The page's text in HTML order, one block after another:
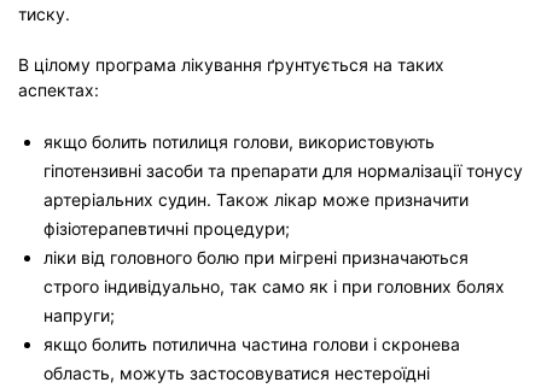
тиску.
В цілому програма лікування ґрунтується на таких
аспектах:
якщо болить потилиця голови, використовують
гіпотензивні засоби та препарати для нормалізації тонусу
артеріальних судин. Також лікар може призначити
фізіотерапевтичні процедури;
ліки від головного болю при мігрені призначаються
строго індивідуально, так само як і при головних болях
напруги;
якщо болить потилична частина голови і скронева
область, можуть застосовуватися нестероїдні